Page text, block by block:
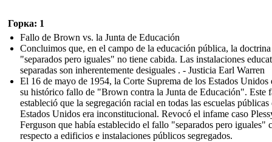
Горка: 1
Fallo de Brown vs. la Junta de Educación
Concluimos que, en el campo de la educación pública, la
"separados pero iguales" no tiene cabida. Las instalaciones
separadas son inherentemente desiguales . - Justicia Earl Warren
El 16 de mayo de 1954, la Corte Suprema de los Estados Unidos
su histórico fallo de "Brown contra la Junta de Educación". Este
estableció que la segregación racial en todas las escuelas públicas
Estados Unidos era inconstitucional. Revocó el infame caso
Ferguson que había establecido el fallo "separados pero iguales"
respecto a edificios e instalaciones públicos segregados.